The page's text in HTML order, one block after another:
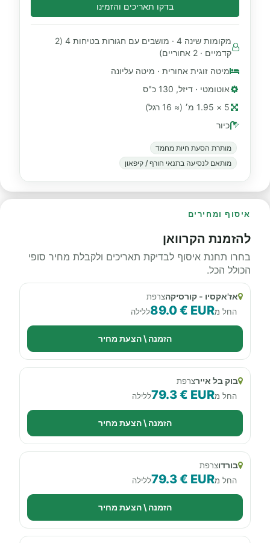
בדקו תאריכים והזמינו
מקומות שינה 4 · מושבים עם חגורות בטיחות 4 (2
קדמיים · 2 אחוריים)
מיטה זוגית אחורית · מיטה עליונה
אוטומטי · דיזל, 130 כ"ס
5 × 1.95 מ׳ (≈ 16 רגל)
כיור
מותרת הסעת חיות מחמד
מותאם לנסיעה בתנאי חורף / קיפאון
איסוף ומחירים
להזמנת הקרוואן
בחרו תחנת איסוף לבדיקת תאריכים ולקבלת מחיר סופי
הכולל הכל.
אז'אקסיו - קורסיקהצרפת
החל מ89.0 € EURללילה
הזמנה \ הצעת מחיר
בוק בל איירצרפת
החל מ79.3 € EURללילה
הזמנה \ הצעת מחיר
בורדוצרפת
החל מ79.3 € EURללילה
הזמנה \ הצעת מחיר